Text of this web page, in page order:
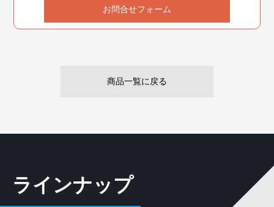
お問合せフォーム
商品一覧に戻る
ラインナップ